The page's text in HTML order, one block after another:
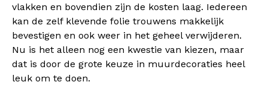
vlakken en bovendien zijn de kosten laag. Iedereen
kan de zelf klevende folie trouwens makkelijk
bevestigen en ook weer in het geheel verwijderen.
Nu is het alleen nog een kwestie van kiezen, maar
dat is door de grote keuze in muurdecoraties heel
leuk om te doen.